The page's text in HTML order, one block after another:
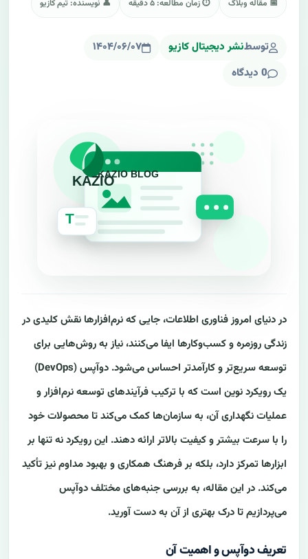
📅 مقاله وبلاگ ⏱ زمان مطالعه: ۵ دقیقه 👤 نویسنده: تیم کازیو
توسطنشر دیجیتال کازیو
۱۴۰۴/۰۶/۰۷
0 دیدگاه
در دنیای امروز فناوری اطلاعات، جایی که نرم‌افزارها نقش کلیدی در
زندگی روزمره و کسب‌وکارها ایفا می‌کنند، نیاز به روش‌هایی برای
توسعه سریع‌تر و کارآمدتر احساس می‌شود. دوآپس (DevOps)
یک رویکرد نوین است که با ترکیب فرآیندهای توسعه نرم‌افزار و
عملیات نگهداری آن، به سازمان‌ها کمک می‌کند تا محصولات خود
را با سرعت بیشتر و کیفیت بالاتر ارائه دهند. این رویکرد نه تنها بر
ابزارها تمرکز دارد، بلکه بر فرهنگ همکاری و بهبود مداوم نیز تأکید
می‌کند. در این مقاله، به بررسی جنبه‌های مختلف دوآپس
می‌پردازیم تا درک بهتری از آن به دست آورید.
تعریف دوآپس و اهمیت آن